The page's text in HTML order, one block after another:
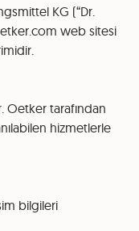
KG (“Dr.
web sitesi
Oetker tarafından
hizmetlerle
bilgileri